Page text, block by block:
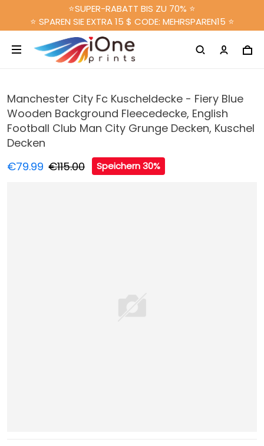
⭐SUPER-RABATT BIS ZU 70% ⭐
⭐ SPAREN SIE EXTRA 15 $ CODE: MEHRSPAREN15 ⭐
Manchester City Fc Kuscheldecke - Fiery Blue
Wooden Background Fleecedecke, English
Football Club Man City Grunge Decken, Kuschel
Decken
€79.99 €115.00 Speichern 30%